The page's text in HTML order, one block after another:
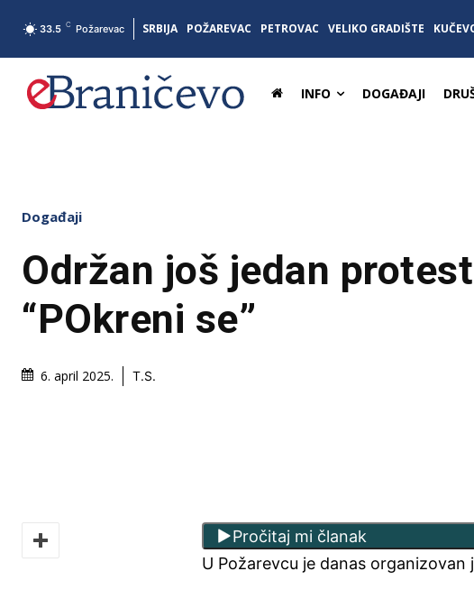
33.5 C Požarevac SRBIJA POŽAREVAC PETROVAC VELIKO GRADIŠTE
INFO DOGAĐAJI
Događaji
Održan još jedan protest
“POkreni se”
6. april 2025. T.S.
Pročitaj mi članak
U Požarevcu je danas organizovan